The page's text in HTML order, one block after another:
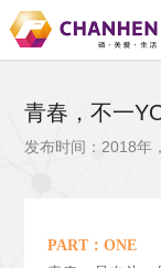
青春，不一
发布时间：2018年
PART：ONE